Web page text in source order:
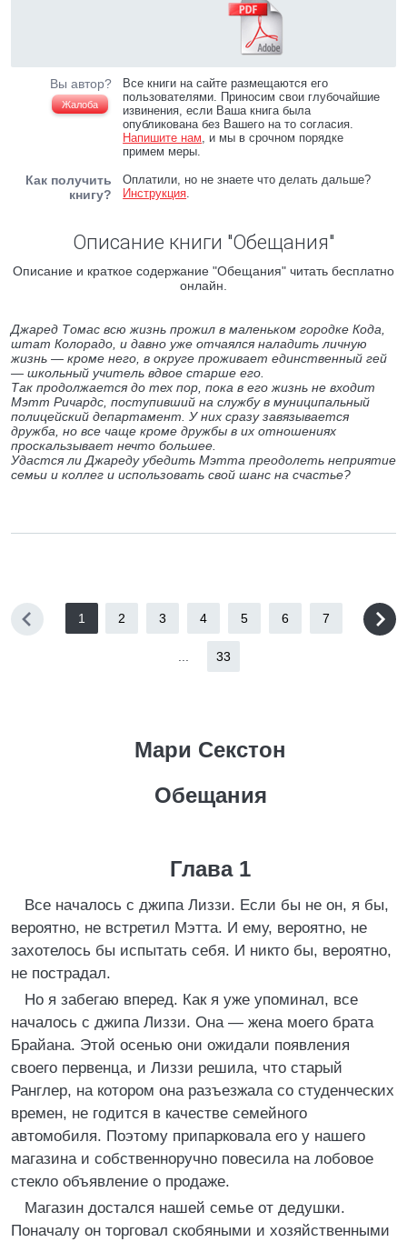
Вы автор?
Жалоба
Все книги на сайте размещаются его
пользователями. Приносим свои глубочайшие
извинения, если Ваша книга была
опубликована без Вашего на то согласия.
Напишите нам, и мы в срочном порядке
примем меры.
Как получить
книгу?
Оплатили, но не знаете что делать дальше?
Инструкция.
Описание книги "Обещания"
Описание и краткое содержание "Обещания" читать бесплатно
онлайн.
Джаред Томас всю жизнь прожил в маленьком городке Кода,
штат Колорадо, и давно уже отчаялся наладить личную
жизнь — кроме него, в округе проживает единственный гей
— школьный учитель вдвое старше его.
Так продолжается до тех пор, пока в его жизнь не входит
Мэтт Ричардс, поступивший на службу в муниципальный
полицейский департамент. У них сразу завязывается
дружба, но все чаще кроме дружбы в их отношениях
проскальзывает нечто большее.
Удастся ли Джареду убедить Мэтта преодолеть неприятие
семьи и коллег и использовать свой шанс на счастье?
1 2 3 4 5 6 7
33
Мари Секстон
Обещания
Глава 1
Все началось с джипа Лиззи. Если бы не он, я бы,
вероятно, не встретил Мэтта. И ему, вероятно, не
захотелось бы испытать себя. И никто бы, вероятно,
не пострадал.
Но я забегаю вперед. Как я уже упоминал, все
началось с джипа Лиззи. Она — жена моего брата
Брайана. Этой осенью они ожидали появления
своего первенца, и Лиззи решила, что старый
Ранглер, на котором она разъезжала со студенческих
времен, не годится в качестве семейного
автомобиля. Поэтому припарковала его у нашего
магазина и собственноручно повесила на лобовое
стекло объявление о продаже.
Магазин достался нашей семье от дедушки.
Поначалу он торговал скобяными и хозяйственными